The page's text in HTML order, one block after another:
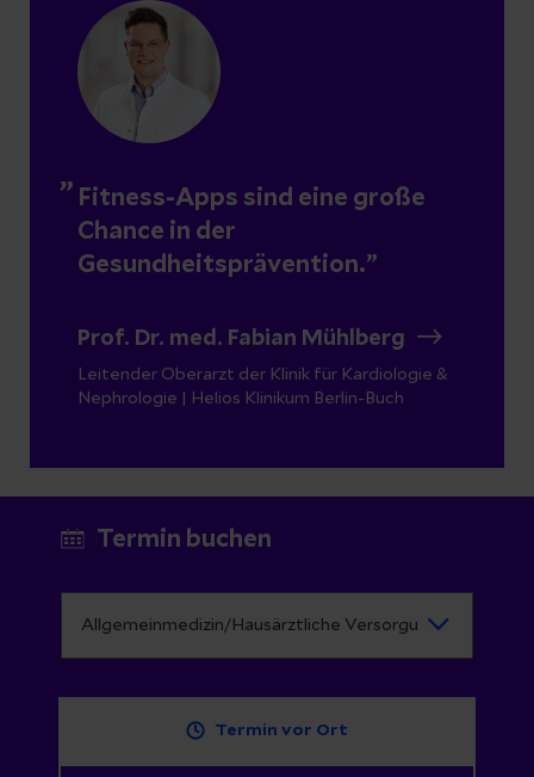
Leitender Oberarzt der Klinik für Kardiologie &
Nephrologie | Helios Klinikum Berlin-Buch
Fitness-Apps sind eine große
Chance in der
Gesundheitsprävention.
Prof. Dr. med. Fabian Mühlberg
Termin buchen
Termin vor Ort